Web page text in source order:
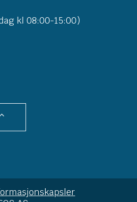
kl 08:00-15:00)